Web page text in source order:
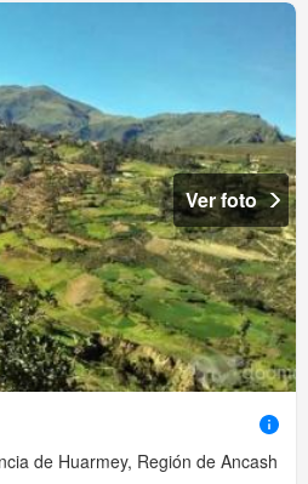
Ver foto
de Huarmey, Región de Ancash